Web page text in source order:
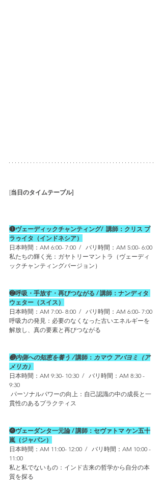
[当日のタイムテープル]
❶ヴェーディックチャンティング/  講師：クリス プ
ラゥイタ（インドネシア）
日本時間：AM 6:00- 7:00  /   バリ時間：AM 5:00- 6:00
私たちの輝く光：ガヤトリーマントラ（ヴェーディ
ックチャンティングバージョン）
❷呼吸・手放す・再びつながる / 講師：ナンディタ
ウェター（スイス）
日本時間：AM 7:00- 8:00  /   バリ時間：AM 6:00- 7:00
呼吸力の発見：必要のなくなった古いエネルギーを
解放し、真の要素と再びつながる
❸内側への知恵を養う / 講師： カマウ アバヨミ（ア
メリカ）
日本時間：AM 9:30- 10:30  /   バリ時間：AM 8:30 -
9:30
貫性のあるプラクティス
❹ヴェーダンタ一元論 / 講師：セヴァトマ ケン五十
嵐（ジャパン）
日本時間：AM 11:00- 12:00  /   バリ時間：AM 10:00 -
11:00
私と私でないもの ： インド古来の哲学から自分の本
質を探る